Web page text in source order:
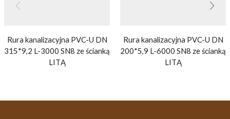
Rura kanalizacyjna PVC-U DN
315*9,2 L-3000 SN8 ze ścianką
LITĄ
Rura kanalizacyjna PVC-U DN
200*5,9 L-6000 SN8 ze ścianką
LITĄ